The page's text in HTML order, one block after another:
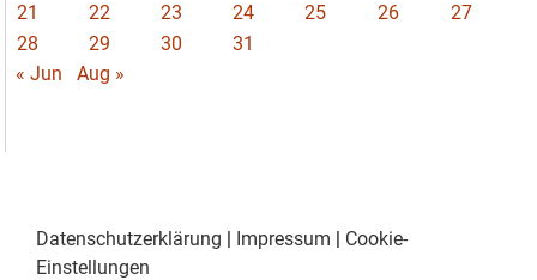
21
22 23 24 25 26
27
28
29 30
31
« Jun
Aug »
Datenschutzerklärung | Impressum | Cookie-
Einstellungen